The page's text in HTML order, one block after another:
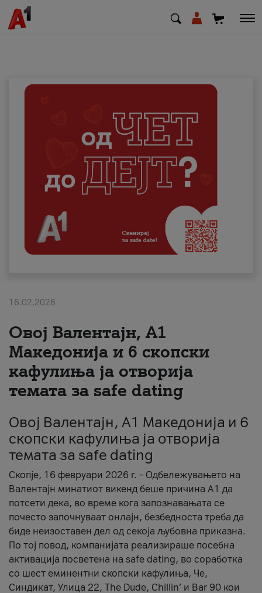
Деловни
Поддршка
Надополни кредит
Плати сметка
#ПодобарОнлајн
16.02.2026
Овој Валентајн, A1
Македонија и 6 скопски
кафулиња ја отворија
темата за safe dating
Овој Валентајн, A1 Македонија и 6
скопски кафулиња ја отворија
темата за safe dating
Скопје, 16 февруари 2026 г. – Одбележувањето на
Валентајн минатиот викенд беше причина А1 да
потсети дека, во време кога запознавањата се
почесто започнуваат онлајн, безбедноста треба да
биде неизоставен дел од секоја љубовна приказна.
По тој повод, компанијата реализираше посебна
активација посветена на safe dating, во соработка
со шест еминентни скопски кафулиња, Че,
Синдикат, Улица 22, The Dude, Chillin’ и Bar 90 кои